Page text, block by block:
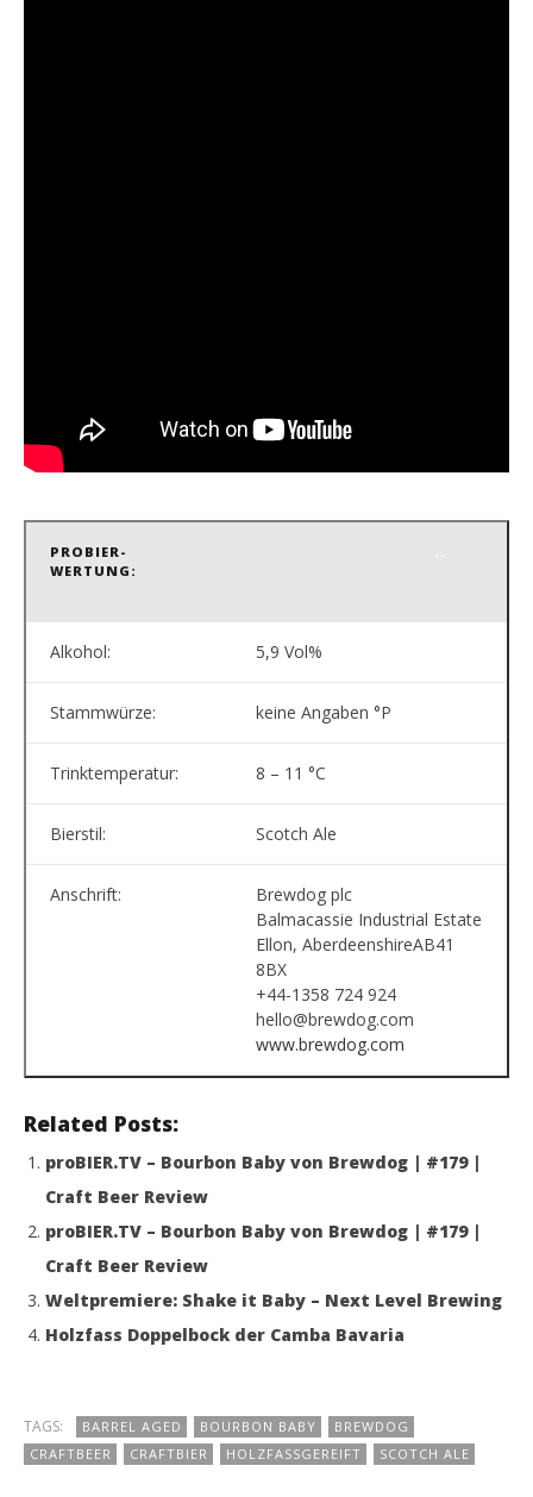
PROBIER-
WERTUNG:
Alkohol: 5,9 Vol%
Stammwürze: keine Angaben °P
Trinktemperatur: 8 – 11 °C
Bierstil: Scotch Ale
Anschrift:
Brewdog plc
Balmacassie Industrial Estate
Ellon, AberdeenshireAB41
8BX
+44-1358 724 924
hello@brewdog.com
www.brewdog.com
Related Posts:
proBIER.TV – Bourbon Baby von Brewdog | #179 |
Craft Beer Review
proBIER.TV – Bourbon Baby von Brewdog | #179 |
Craft Beer Review
Weltpremiere: Shake it Baby – Next Level Brewing
Holzfass Doppelbock der Camba Bavaria
TAGS: BARREL AGED BOURBON BABY
BREWDOG
CRAFTBEER
CRAFTBIER HOLZFASSGEREIFT SCOTCH ALE